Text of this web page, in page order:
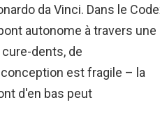
da Vinci. Dans le
autonome à travers une
dents, de
est fragile – la
d'en bas peut